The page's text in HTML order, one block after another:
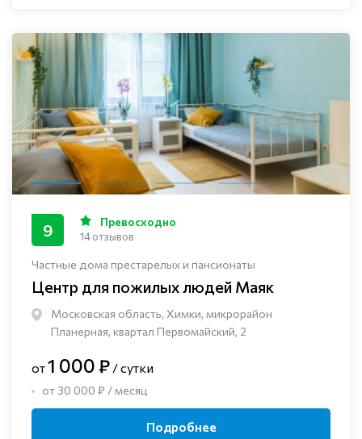
Частные дома престарелых и пансионаты
Центр для пожилых людей Маяк
Московская область, Химки, микрорайон
Планерная, квартал Первомайский, 2
9 Превосходно
14 отзывов
от1 000 ₽ / сутки
от 30 000 ₽ / месяц
Подробнее